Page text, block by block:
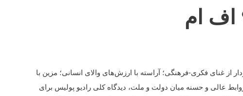
از غنای فکری-فرهنگی؛ آراسته با ارزش‌های والای انسانی؛ مزین با
عالی و حسنه میان دولت و ملت، دیدگاه کلی رادیو پولیس برای